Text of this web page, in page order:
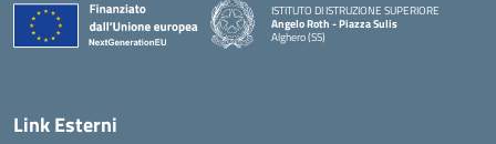
ISTITUTO DI ISTRUZIONE SUPERIORE
Angelo Roth - Piazza Sulis
Alghero (SS)
— Visita la pagina iniziale della scuola
Link Esterni